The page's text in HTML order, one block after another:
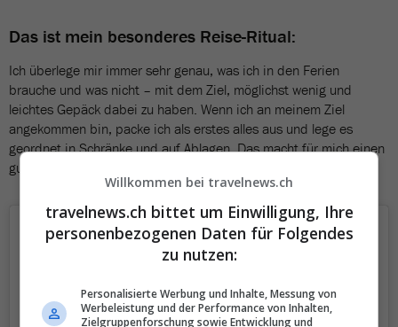
Das ist mein besonderes Reise-Ritual:
Ich überlege mir immer sehr genau, was ich in den Ferien
brauche und was nicht – mit dem Ziel, möglichst wenig und
leichtes Gepäck dabei zu haben. Wenn ich an meinem Ziel
angekommen bin, packe ich als erstes alles aus und lege es
geordnet in Schränke und auf Ablagen. Das macht für mich einen
guten Start in die Ferien aus.
Willkommen bei travelnews.ch
travelnews.ch bittet um Einwilligung, Ihre
personenbezogenen Daten für Folgendes
zu nutzen:
Personalisierte Werbung und Inhalte, Messung von
Werbeleistung und der Performance von Inhalten,
Zielgruppenforschung sowie Entwicklung und